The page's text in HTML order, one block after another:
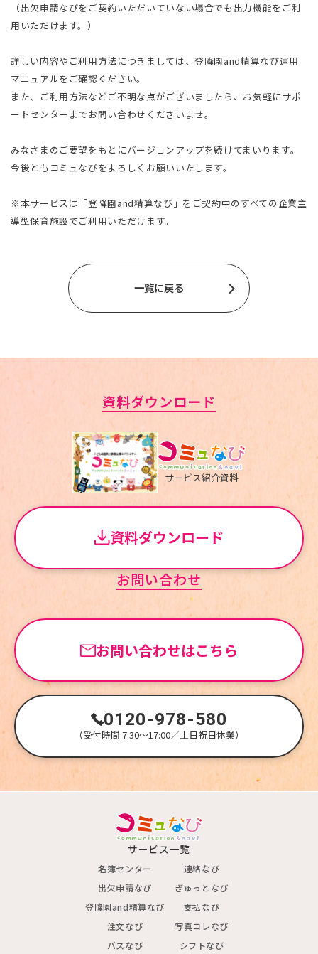
（出欠申請なびをご契約いただいていない場合でも出力機能をご利
用いただけます。）
詳しい内容やご利用方法につきましては、登降園and精算なび運用
マニュアルをご確認ください。
また、ご利用方法などご不明な点がございましたら、お気軽にサポ
ートセンターまでお問い合わせくださいませ。
みなさまのご要望をもとにバージョンアップを続けてまいります。
今後ともコミュなびをよろしくお願いいたします。
※本サービスは「登降園and精算なび」をご契約中のすべての企業主
導型保育施設でご利用いただけます。
一覧に戻る
資料ダウンロード
サービス紹介資料
資料ダウンロード
お問い合わせ
お問い合わせはこちら
0120-978-580
（受付時間 7:30～17:00／土日祝日休業）
サービス一覧
名簿センター
連絡なび
出欠申請なび
ぎゅっとなび
登降園and精算なび
支払なび
注文なび
写真コレなび
バスなび
シフトなび